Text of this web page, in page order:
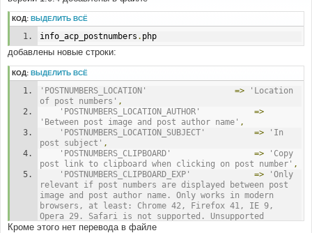
н
и
КОД: ВЫДЕЛИТЬ ВСЁ
info_acp_postnumbers . php
добавлены новые строки:
КОД: ВЫДЕЛИТЬ ВСЁ
'POSTNUMBERS_LOCATION' =>
'Location
of post numbers' ,
'POSTNUMBERS_LOCATION_AUTHOR'
=>
'Between post image and post author name' ,
'POSTNUMBERS_LOCATION_SUBJECT'
=>
'In
post subject' ,
'POSTNUMBERS_CLIPBOARD'
=>
'Copy
post link to clipboard when clicking on post number' ,
'POSTNUMBERS_CLIPBOARD_EXP'
=>
'Only
relevant if post numbers are displayed between post
image and post author name. Only works in modern
browsers, at least: Chrome 42, Firefox 41, IE 9,
Opera 29. Safari is not supported. Unsupported
browsers display a promt containing the post link
Кроме этого нет перевода в файле